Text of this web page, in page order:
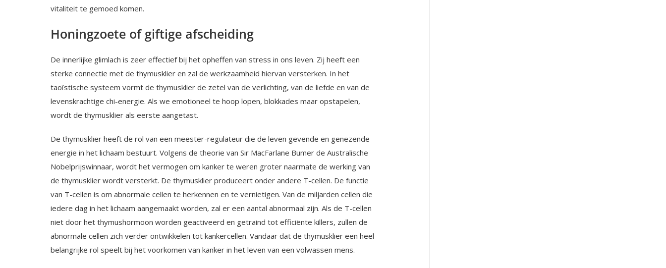
vitaliteit te gemoed komen.
Honingzoete of giftige afscheiding
De innerlijke glimlach is zeer effectief bij het opheffen van stress in ons leven. Zij heeft een
sterke connectie met de thymusklier en zal de werkzaamheid hiervan versterken. In het
taoïstische sys­teem vormt de thymusklier de zetel van de verlichting, van de liefde en van de
levenskrachtige chi-energie. Als we emotioneel te hoop lopen, blokkades maar opstapelen,
wordt de thymusklier als eerste aangetast.
De thymusklier heeft de rol van een meester-regulateur die de leven gevende en genezende
energie in het lichaam bestuurt. Volgens de theorie van Sir MacFarlane Bumer de Australische
Nobelprijswinnaar, wordt het vermogen om kanker te weren groter naarmate de werking van
de thymusklier wordt ver­sterkt. De thymusklier produceert onder andere T-cellen. De functie
van T-cellen is om abnormale cellen te herkennen en te vernietigen. Van de miljarden cellen die
iedere dag in het lichaam aangemaakt worden, zal er een aantal abnormaal zijn. Als de T-cellen
niet door het thymushormoon worden geactiveerd en getraind tot efficiënte killers, zullen de
abnormale cellen zich verder ontwikkelen tot kankercellen. Van­daar dat de thymusklier een heel
belangrijke rol speelt bij het voorko­men van kanker in het leven van een volwassen mens.